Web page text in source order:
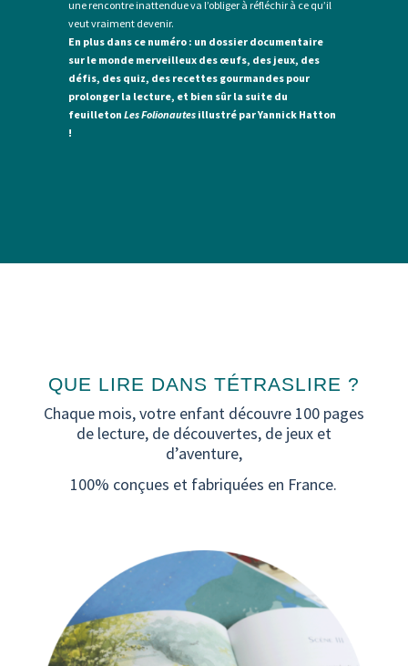
une rencontre inattendue va l’obliger à réfléchir à ce qu’il
veut vraiment devenir.
En plus dans ce numéro : un dossier documentaire
sur le monde merveilleux des œufs, des jeux, des
défis, des quiz, des recettes gourmandes pour
prolonger la lecture, et bien sûr la suite du
feuilleton Les Folionautesillustré par Yannick Hatton
!
QUE LIRE DANS TÉTRASLIRE ?
Chaque mois, votre enfant découvre 100 pages
de lecture, de découvertes, de jeux et
d’aventure,
100% conçues et fabriquées en France.